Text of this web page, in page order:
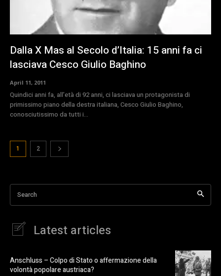
Dalla X Mas al Secolo d’Italia: 15 anni fa ci
lasciava Cesco Giulio Baghino
April 11, 2011
Quindici anni fa, all’età di 92 anni, ci lasciava un protagonista di
primissimo piano della destra italiana, Cesco Giulio Baghino,
conosciutissimo da tutti i...
1 2
Search
Latest articles
Anschluss – Colpo di Stato o affermazione della
volontà popolare austriaca?